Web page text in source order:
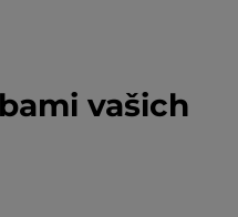
vašich